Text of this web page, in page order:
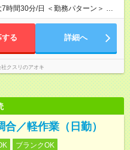
時間30分/日 ＜勤務パターン＞ ・
1日6時間～7.5時間勤務相談可能
する 詳細へ
社クスリのアオキ
／軽作業（日勤）
ブランクOK